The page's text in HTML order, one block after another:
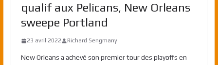
qualif aux Pelicans, New Orleans
sweepe Portland
23 avril 2022 Richard Sengmany
New Orleans a achevé son premier tour des playoffs en